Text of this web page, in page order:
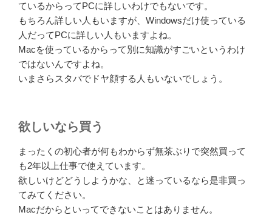
ているからってPCに詳しいわけでもないです。
もちろん詳しい人もいますが、Windowsだけ使っている
人だってPCに詳しい人もいますよね。
Macを使っているからって別に知識がすごいというわけ
ではないんですよね。
いまさらスタバでドヤ顔する人もいないでしょう。
欲しいなら買う
まったくの初心者が何もわからず無茶ぶりで突然買って
も2年以上仕事で使えています。
欲しいけどどうしようかな、と迷っているなら是非買っ
てみてください。
Macだからといってできないことはありません。